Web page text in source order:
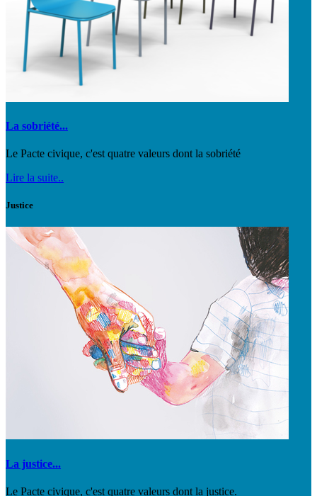
La sobriété...
Le Pacte civique, c'est quatre valeurs dont la sobriété
Lire la suite..
Justice
La justice...
Le Pacte civique, c'est quatre valeurs dont la justice.